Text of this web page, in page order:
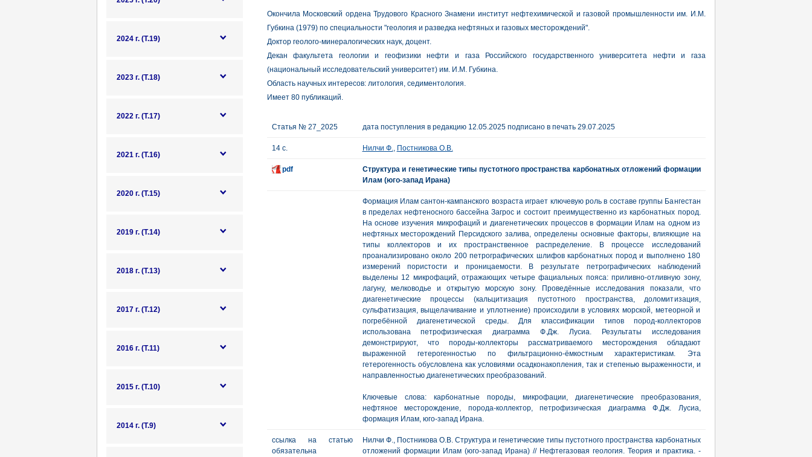
2024 г. (Т.19)
2023 г. (Т.18)
2022 г. (Т.17)
2021 г. (Т.16)
2020 г. (Т.15)
2019 г. (Т.14)
2018 г. (Т.13)
2017 г. (Т.12)
2016 г. (Т.11)
2015 г. (Т.10)
2014 г. (Т.9)
Окончила Московский ордена Трудового Красного Знамени институт нефтехимической и газовой промышленности им. И.М.
Губкина (1979) по специальности "геология и разведка нефтяных и газовых месторождений".
Доктор геолого-минералогических наук, доцент.
Декан факультета геологии и геофизики нефти и газа Российского государственного университета нефти и газа
(национальный исследовательский университет) им. И.М. Губкина.
Область научных интересов: литология, седиментология.
Имеет 80 публикаций.
Статья № 27_2025 дата поступления в редакцию 12.05.2025 подписано в печать 29.07.2025
14 с. Нилчи Ф., Постникова О.В.
pdf
Структура и генетические типы пустотного пространства карбонатных отложений формации
Илам (юго-запад Ирана)
Формация Илам сантон-кампанского возраста играет ключевую роль в составе группы Бангестан
в пределах нефтеносного бассейна Загрос и состоит преимущественно из карбонатных пород.
На основе изучения микрофаций и диагенетических процессов в формации Илам на одном из
нефтяных месторождений Персидского залива, определены основные факторы, влияющие на
типы коллекторов и их пространственное распределение. В процессе исследований
проанализировано около 200 петрографических шлифов карбонатных пород и выполнено 180
измерений пористости и проницаемости. В результате петрографических наблюдений
выделены 12 микрофаций, отражающих четыре фациальных пояса: приливно-отливную зону,
лагуну, мелководье и открытую морскую зону. Проведённые исследования показали, что
диагенетические процессы (кальцитизация пустотного пространства, доломитизация,
сульфатизация, выщелачивание и уплотнение) происходили в условиях морской, метеорной и
погребённой диагенетической среды. Для классификации типов пород-коллекторов
использована петрофизическая диаграмма Ф.Дж. Лусиа. Результаты исследования
демонстрируют, что породы-коллекторы рассматриваемого месторождения обладают
выраженной гетерогенностью по фильтрационно-ёмкостным характеристикам. Эта
гетерогенность обусловлена как условиями осадконакопления, так и степенью выраженности, и
направленностью диагенетических преобразований.
Ключевые слова: карбонатные породы, микрофации, диагенетические преобразования,
нефтяное месторождение, порода-коллектор, петрофизическая диаграмма Ф.Дж. Лусиа,
формация Илам, юго-запад Ирана.
ссылка на статью
обязательна
Нилчи Ф., Постникова О.В. Структура и генетические типы пустотного пространства карбонатных
отложений формации Илам (юго-запад Ирана) // Нефтегазовая геология. Теория и практика. -